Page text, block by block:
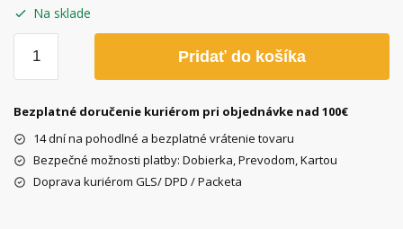
Na sklade
Detský
na
Pridať do košíka
Bezplatné doručenie kuriérom pri objednávke nad 100€
14 dní na pohodlné a bezplatné vrátenie tovaru
Bezpečné možnosti platby: Dobierka, Prevodom, Kartou
Doprava kuriérom GLS/ DPD / Packeta